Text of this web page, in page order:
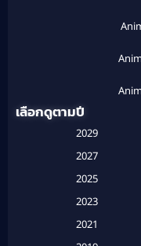
Based on a
เลือกดูตามปี
2029
2027
2025
2023
2021